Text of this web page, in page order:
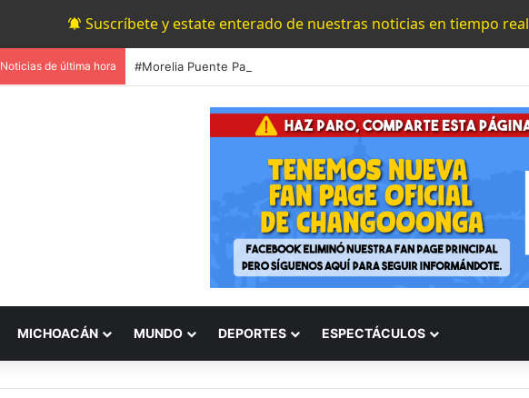
Suscríbete y estate enterado de nuestras noticias en tiempo real
Noticias de última hora
MICHOACÁN MUNDO DEPORTES ESPECTÁCULOS